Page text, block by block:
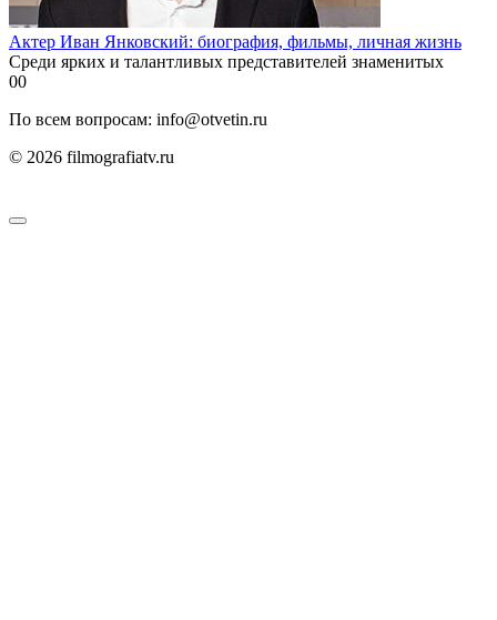
Актер Иван Янковский: биография, фильмы, личная жизнь
Среди ярких и талантливых представителей знаменитых
00
По всем вопросам: info@otvetin.ru
© 2026 filmografiatv.ru